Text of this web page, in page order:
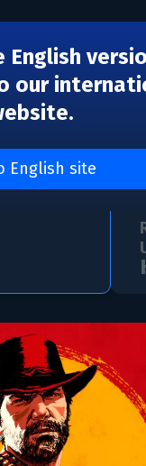
our
English site